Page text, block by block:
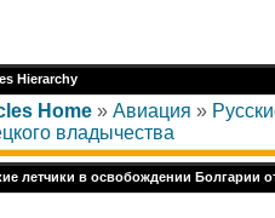
Hierarchy
Home » Авиация »
владычества
летчики в освобождении Болгарии